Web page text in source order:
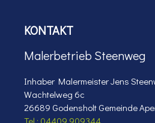
KONTAKT
Malerbetrieb Steenweg
Inhaber Malermeister Jens
Wachtelweg 6c
26689 Godensholt Gemeinde
Tel.: 04409 909344